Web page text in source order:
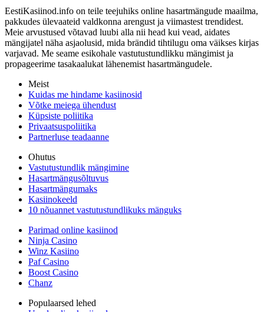
EestiKasiinod.info on teile teejuhiks online hasartmängude maailma,
pakkudes ülevaateid valdkonna arengust ja viimastest trendidest.
Meie arvustused võtavad luubi alla nii head kui vead, aidates
mängijatel näha asjaolusid, mida brändid tihtilugu oma väikses kirjas
varjavad. Me seame esikohale vastutustundlikku mängimist ja
propageerime tasakaalukat lähenemist hasartmängudele.
Meist
Kuidas me hindame kasiinosid
Võtke meiega ühendust
Küpsiste poliitika
Privaatsuspoliitika
Partnerluse teadaanne
Ohutus
Vastutustundlik mängimine
Hasartmängusõltuvus
Hasartmängumaks
Kasiinokeeld
10 nõuannet vastutustundlikuks mänguks
Parimad online kasiinod
Ninja Casino
Winz Kasiino
Paf Casino
Boost Casino
Chanz
Populaarsed lehed